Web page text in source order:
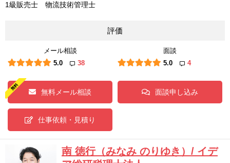
1級販売士 物流技術管理士
評価
メール相談
5.0
38
面談
5.0
4
無料メール相談 面談申し込み
仕事依頼・見積り
南 徳行（みなみ のりゆき）/ イデ